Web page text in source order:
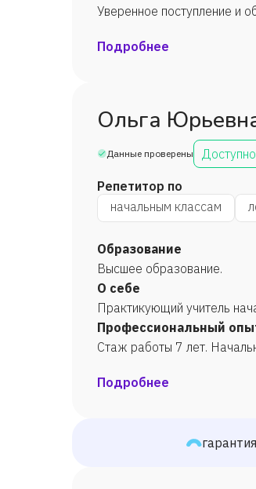
Уверенное поступление и
Подробнее
Ольга
Данные проверены
Репетитор по
начальным классам
Образование
Высшее образование.
О себе
Практикующий учитель
Профессиональный
Стаж работы 7 лет.
Подробнее